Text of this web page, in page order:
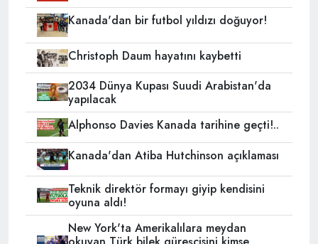
Kanada'dan bir futbol yıldızı doğuyor!
Christoph Daum hayatını kaybetti
2034 Dünya Kupası Suudi Arabistan'da
yapılacak
Alphonso Davies Kanada tarihine geçti!..
Kanada'dan Atiba Hutchinson açıklaması
Teknik direktör formayı giyip kendisini
oyuna aldı!
New York'ta Amerikalılara meydan